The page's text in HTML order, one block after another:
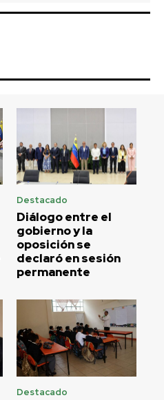
Destacado
Diálogo entre el
gobierno y la
oposición se
declaró en sesión
permanente
Destacado